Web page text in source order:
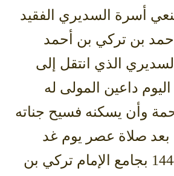
أسرة السديري الفقيد
أحمد بن تركي بن أحمد
السديري الذي انتقل إلى
داعين المولى له
وأن يسكنه فسيح جناته
صلاة عصر يوم غد
السبت 23-5-1444 بجامع الإمام تركي بن